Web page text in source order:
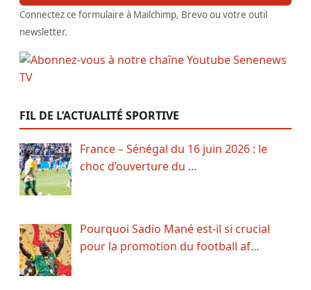
Connectez ce formulaire à Mailchimp, Brevo ou votre outil
newsletter.
FIL DE L’ACTUALITÉ SPORTIVE
France – Sénégal du 16 juin 2026 : le
choc d’ouverture du …
Pourquoi Sadio Mané est-il si crucial
pour la promotion du football af…